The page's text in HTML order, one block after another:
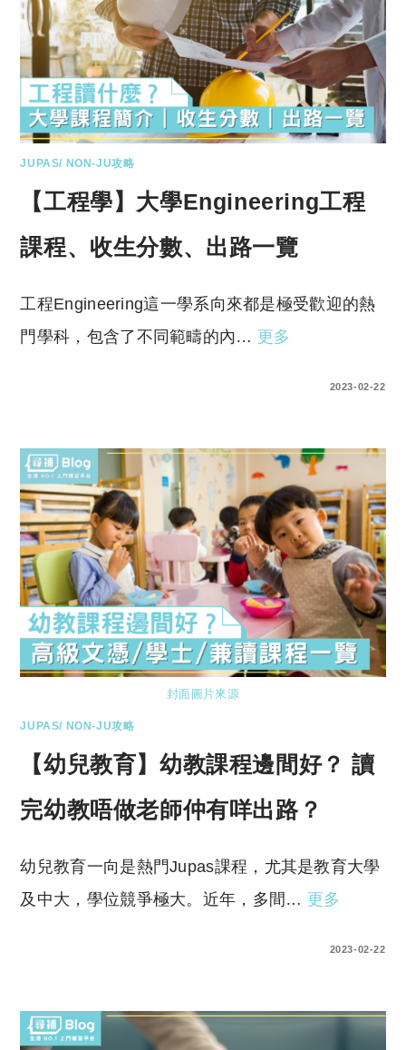
JUPAS/ NON-JU攻略
【工程學】大學Engineering工程
課程、收生分數、出路一覽
工程Engineering這一學系向來都是極受歡迎的熱
門學科，包含了不同範疇的內… 更多
2023-02-22
封面圖片來源
JUPAS/ NON-JU攻略
【幼兒教育】幼教課程邊間好？ 讀
完幼教唔做老師仲有咩出路？
幼兒教育一向是熱門Jupas課程，尤其是教育大學
及中大，學位競爭極大。近年，多間… 更多
2023-02-22